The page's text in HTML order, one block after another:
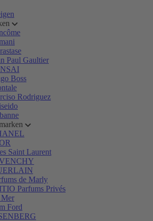
Paul Gaultier
Boss
Rodriguez
Saint Laurent
de Marly
Parfums Privés
Ford